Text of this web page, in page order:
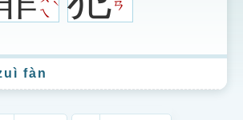
ㄟ
ˋ
ㄢ
fàn